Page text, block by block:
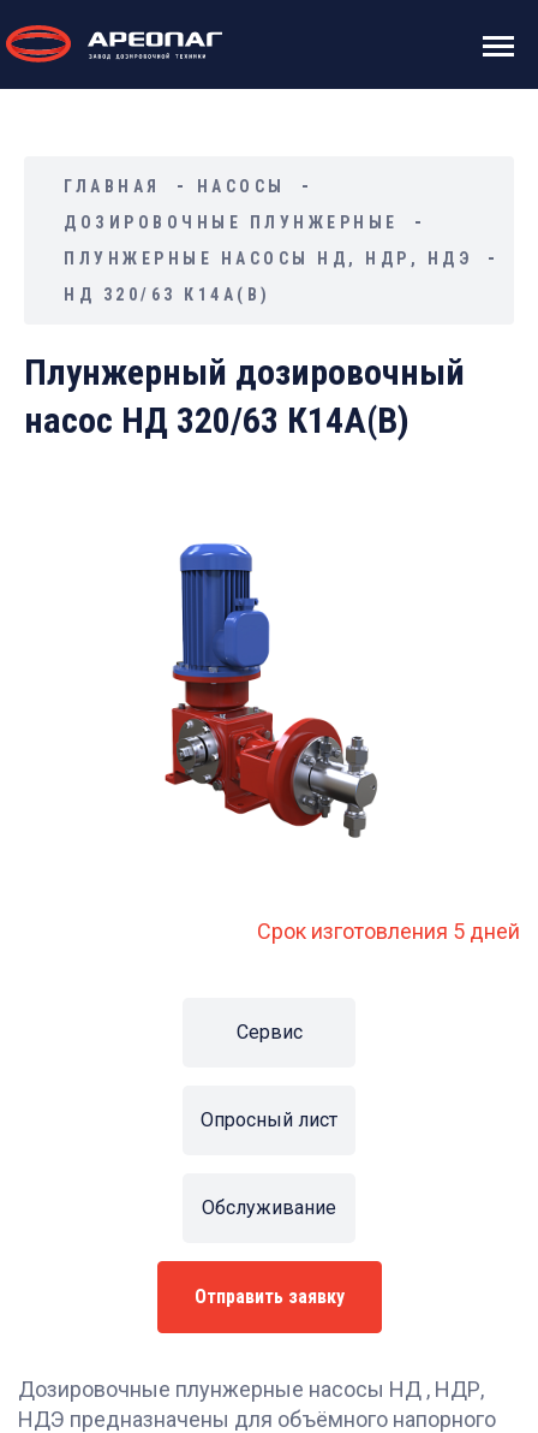
ГЛАВНАЯ
НАСОСЫ
ДОЗИРОВОЧНЫЕ ПЛУНЖЕРНЫЕ
ПЛУНЖЕРНЫЕ НАСОСЫ НД, НДР, НДЭ
НД 320/63 К14А(В)
Плунжерный дозировочный
насос НД 320/63 К14А(В)
Срок изготовления 5 дней
Сервис
Опросный лист
Обслуживание
Отправить заявку
Дозировочные плунжерные насосы НД , НДР,
НДЭ предназначены для объёмного напорного